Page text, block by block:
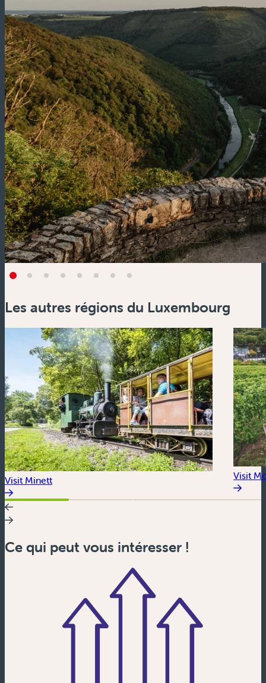
Les autres régions du Luxembourg
Visit Minett Visit
Ce qui peut vous intéresser !